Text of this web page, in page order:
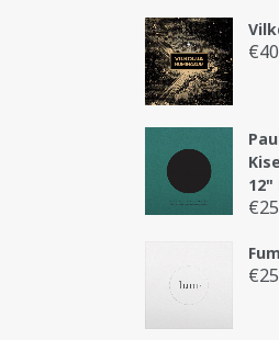
€
12"
€
€